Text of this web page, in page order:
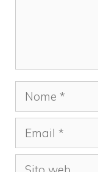
Nome
Email
Sito